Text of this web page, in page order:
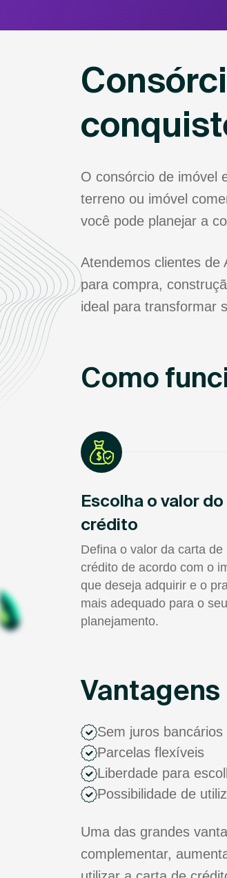
O consórcio de imóvel
terreno ou imóvel
você pode planejar a
Atendemos clientes de
para compra,
ideal para transformar
Como
Escolha o valor do
crédito
Defina o valor da carta de
crédito de acordo com o
que deseja adquirir e o
mais adequado para o seu
planejamento.
Vantagens
Sem juros bancários
Parcelas flexíveis
Liberdade para
Possibilidade de
Uma das grandes
complementar,